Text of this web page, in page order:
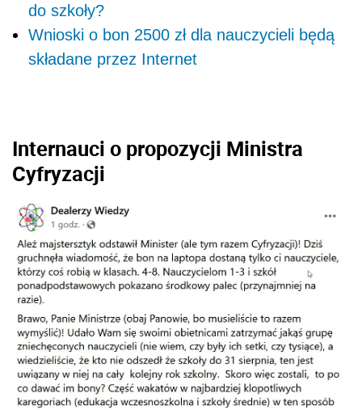
do szkoły?
Wnioski o bon 2500 zł dla nauczycieli będą
składane przez Internet
Internauci o propozycji Ministra
Cyfryzacji